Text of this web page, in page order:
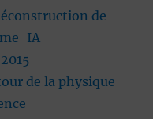
de
IA
de la physique